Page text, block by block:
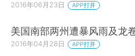
2016年06月23日 APP打开
美国南部两州遭暴风雨及龙
2016年04月28日 APP打开